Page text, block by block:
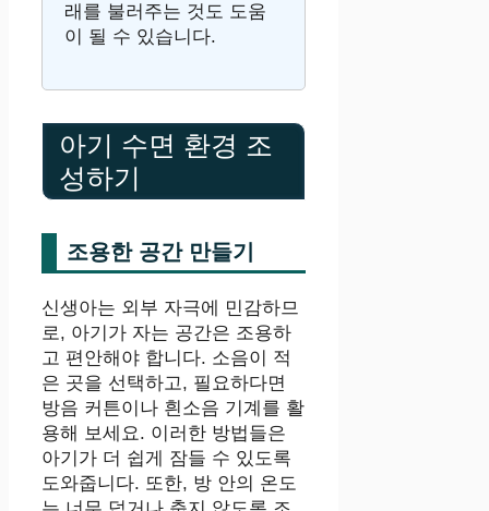
래를 불러주는 것도 도움
이 될 수 있습니다.
아기 수면 환경 조
성하기
조용한 공간 만들기
신생아는 외부 자극에 민감하므
로, 아기가 자는 공간은 조용하
고 편안해야 합니다. 소음이 적
은 곳을 선택하고, 필요하다면
방음 커튼이나 흰소음 기계를 활
용해 보세요. 이러한 방법들은
아기가 더 쉽게 잠들 수 있도록
도와줍니다. 또한, 방 안의 온도